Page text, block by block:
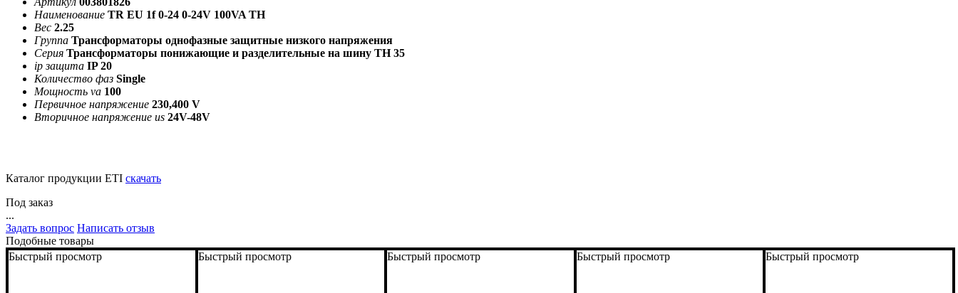
Наименование TR EU 1f 0-24 0-24V 100VA TH
Вес 2.25
Группа Трансформаторы однофазные защитные низкого напряжения
Серия Трансформаторы понижающие и разделительные на шину TH 35
ip защита IP 20
Количество фаз Single
Мощность va 100
Первичное напряжение 230,400 V
Вторичное напряжение us 24V-48V
Каталог продукции ETI скачать
Под заказ
...
Задать вопрос Написать отзыв
Подобные товары
Быстрый просмотр
Быстрый просмотр Быстрый просмотр Быстрый просмотр Быстрый просмотр